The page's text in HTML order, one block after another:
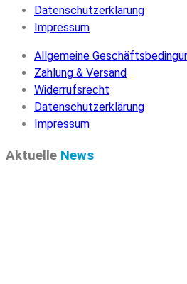
Datenschutzerklärung
Impressum
Allgemeine
Zahlung & Versand
Widerrufsrecht
Datenschutzerklärung
Impressum
Aktuelle News